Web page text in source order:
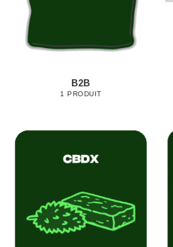
B2B
1 PRODUIT